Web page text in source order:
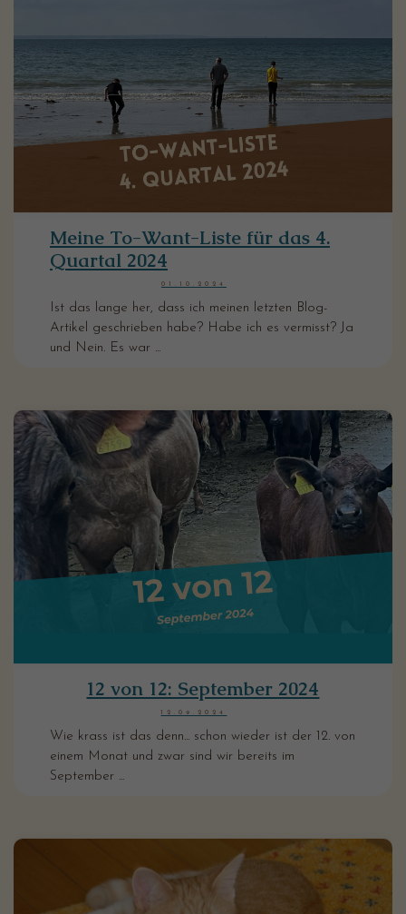
Meine To-Want-Liste für das 4.
Quartal 2024
01.10.2024
Ist das lange her, dass ich meinen letzten Blog-
Artikel geschrieben habe? Habe ich es vermisst? Ja
und Nein. Es war ...
12 von 12: September 2024
12.09.2024
Wie krass ist das denn... schon wieder ist der 12. von
einem Monat und zwar sind wir bereits im
September ...